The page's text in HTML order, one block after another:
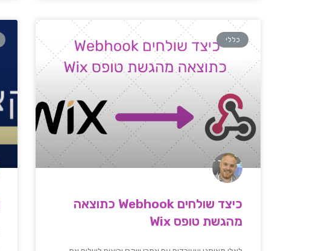
כללי
כיצד שולחים Webhook כתוצאה
מהגשת טופס Wix